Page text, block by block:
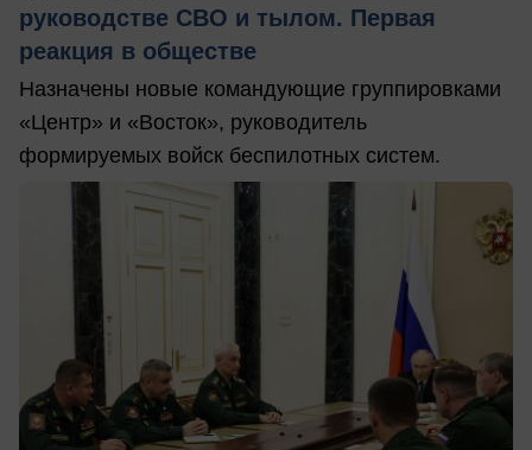
руководстве СВО и тылом. Первая
реакция в обществе
Назначены новые командующие группировками
«Центр» и «Восток», руководитель
формируемых войск беспилотных систем.